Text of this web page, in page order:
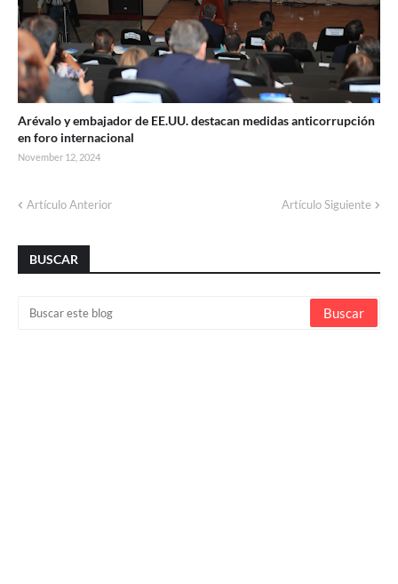
Arévalo y embajador de EE.UU. destacan medidas anticorrupción
en foro internacional
November 12, 2024
Artículo Anterior Artículo Siguiente
BUSCAR